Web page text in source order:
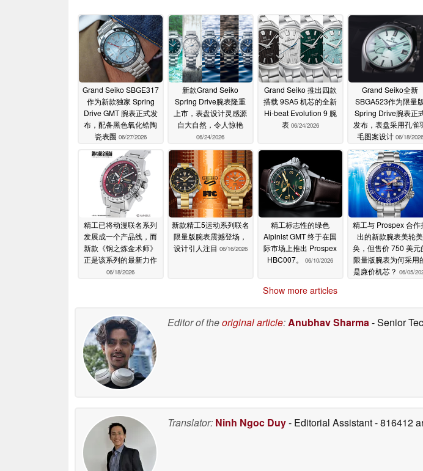
Grand Seiko SBGE317
作为新款独家 Spring
Drive GMT 腕表正式发
布，配备黑色氧化锆陶
瓷表圈 06/27/2026
新款Grand Seiko
Spring Drive腕表隆重
上市，表盘设计灵感源
自大自然，令人惊艳
06/24/2026
Grand Seiko 推出四款
搭载 9SA5 机芯的全新
Hi-beat Evolution 9 腕
表 06/24/2026
Grand Seiko全新
SBGA523作为限量
Spring Drive腕表正
发布，表盘采用孔雀
毛图案设计 06/18/2026
精工已将动漫联名系列
发展成一个产品线，而
新款《钢之炼金术师》
正是该系列的最新力作
06/18/2026
新款精工5运动系列联名
限量版腕表震撼登场，
设计引人注目 06/16/2026
精工标志性的绿色
Alpinist GMT 终于在国
际市场上推出 Prospex
HBC007。
06/10/2026
精工与 Prospex 合作
出的新款腕表美轮美
奂，但售价 750 美元
限量版腕表为何采用
是廉价机芯？ 06/05/
Show more articles
Editor of theoriginal article:Anubhav Sharma- Senior
Translator: Ninh Ngoc Duy- Editorial Assistant- 816412